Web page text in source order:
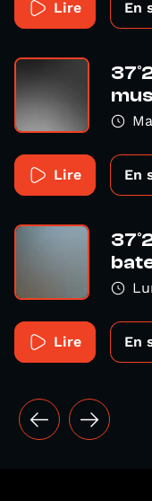
Lire En
Lire En
Lire En